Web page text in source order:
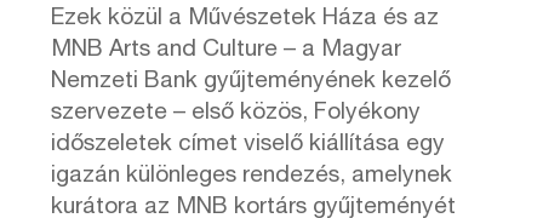
Ezek közül a Művészetek Háza és az
MNB Arts and Culture – a Magyar
Nemzeti Bank gyűjteményének kezelő
szervezete – első közös, Folyékony
időszeletek címet viselő kiállítása egy
igazán különleges rendezés, amelynek
kurátora az MNB kortárs gyűjteményét